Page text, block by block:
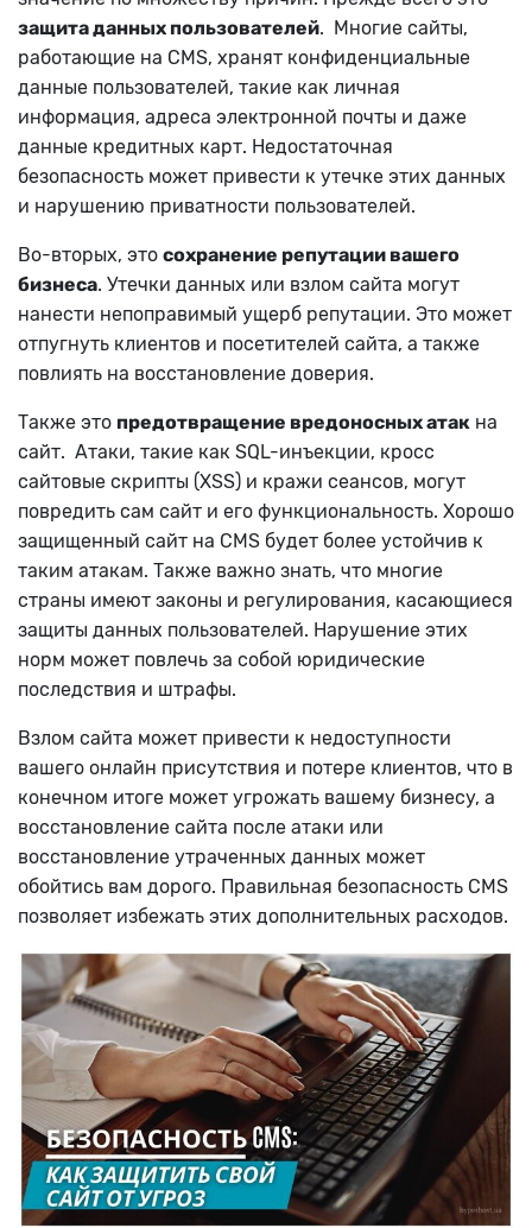
защита данных пользователей. Многие сайты,
работающие на CMS, хранят конфиденциальные
данные пользователей, такие как личная
информация, адреса электронной почты и даже
данные кредитных карт. Недостаточная
безопасность может привести к утечке этих данных
и нарушению приватности пользователей.
Во-вторых, это сохранение репутации вашего
бизнеса. Утечки данных или взлом сайта могут
нанести непоправимый ущерб репутации. Это может
отпугнуть клиентов и посетителей сайта, а также
повлиять на восстановление доверия.
Также это предотвращение вредоносных атак на
сайт. Атаки, такие как SQL-инъекции, кросс
сайтовые скрипты (XSS) и кражи сеансов, могут
повредить сам сайт и его функциональность. Хорошо
защищенный сайт на CMS будет более устойчив к
таким атакам. Также важно знать, что многие
страны имеют законы и регулирования, касающиеся
защиты данных пользователей. Нарушение этих
норм может повлечь за собой юридические
последствия и штрафы.
Взлом сайта может привести к недоступности
вашего онлайн присутствия и потере клиентов, что в
конечном итоге может угрожать вашему бизнесу, а
восстановление сайта после атаки или
восстановление утраченных данных может
обойтись вам дорого. Правильная безопасность CMS
позволяет избежать этих дополнительных расходов.